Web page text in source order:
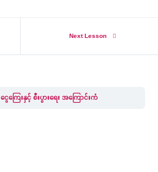
Next Lesson
ငွေကြေးနှင့် စီးပွားရေး အကြောင်းကံ